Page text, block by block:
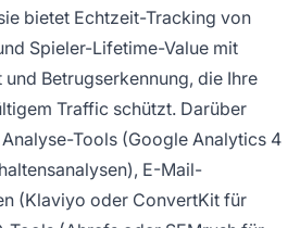
bietet Echtzeit-Tracking von
Spieler-Lifetime-Value mit
Betrugserkennung, die Ihre
Traffic schützt. Darüber
Tools (Google Analytics 4
E-Mail-
(Klaviyo oder ConvertKit für